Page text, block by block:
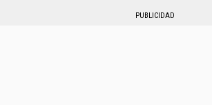
PUBLICIDAD